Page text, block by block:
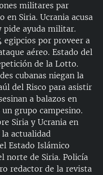
militares par
en Siria. Ucrania acusa
pide ayuda militar.
egipcios por proveer a
aéreo. Estado del
de la Lotto.
cubanas niegan la
del Risco para asistir
a balazos en
grupo campesino.
Siria y Ucrania en
la actualidad
Estado Islámico
norte de Siria. Policía
redactor de la revista